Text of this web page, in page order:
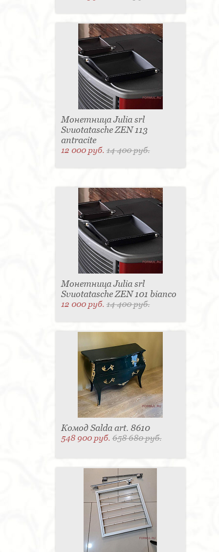
Монетница Julia srl
Svuotatasche ZEN 113
antracite
12 000 руб.14 400 руб.
Монетница Julia srl
Svuotatasche ZEN 101 bianco
12 000 руб.14 400 руб.
Комод Salda art. 8610
548 900 руб.658 680 руб.